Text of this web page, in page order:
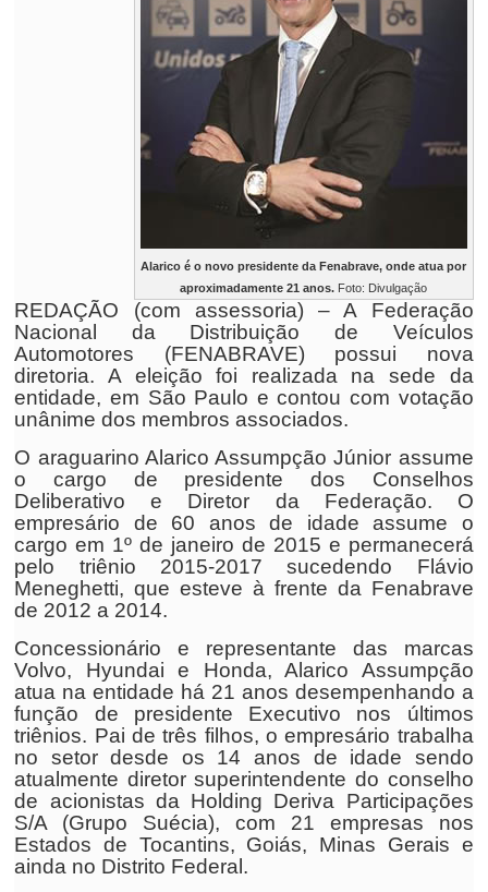
Alarico é o novo presidente da Fenabrave, onde atua por
aproximadamente 21 anos. Foto: Divulgação
REDAÇÃO (com assessoria) – A Federação
Nacional da Distribuição de Veículos
Automotores (FENABRAVE) possui nova
diretoria. A eleição foi realizada na sede da
entidade, em São Paulo e contou com votação
unânime dos membros associados.
O araguarino Alarico Assumpção Júnior assume
o cargo de presidente dos Conselhos
Deliberativo e Diretor da Federação. O
empresário de 60 anos de idade assume o
cargo em 1º de janeiro de 2015 e permanecerá
pelo triênio 2015-2017 sucedendo Flávio
Meneghetti, que esteve à frente da Fenabrave
de 2012 a 2014.
Concessionário e representante das marcas
Volvo, Hyundai e Honda, Alarico Assumpção
atua na entidade há 21 anos desempenhando a
função de presidente Executivo nos últimos
triênios. Pai de três filhos, o empresário trabalha
no setor desde os 14 anos de idade sendo
atualmente diretor superintendente do conselho
de acionistas da Holding Deriva Participações
S/A (Grupo Suécia), com 21 empresas nos
Estados de Tocantins, Goiás, Minas Gerais e
ainda no Distrito Federal.